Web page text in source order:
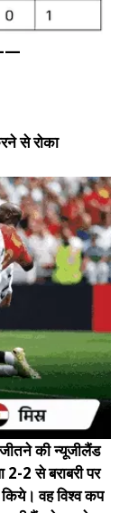
से रोका
की न्यूजीलैंड
2 से बराबरी पर
वह विश्व कप